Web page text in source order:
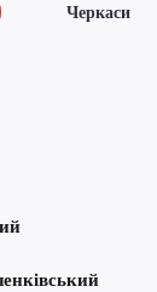
Черкаси